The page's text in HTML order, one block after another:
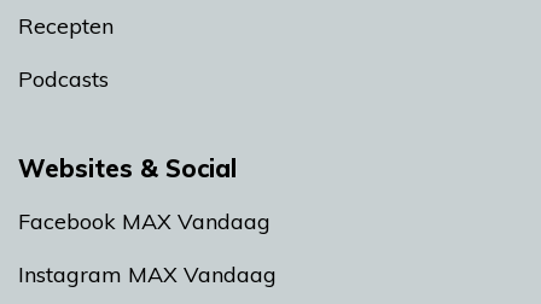
Recepten
Podcasts
Websites & Social
Facebook MAX Vandaag
Instagram MAX Vandaag